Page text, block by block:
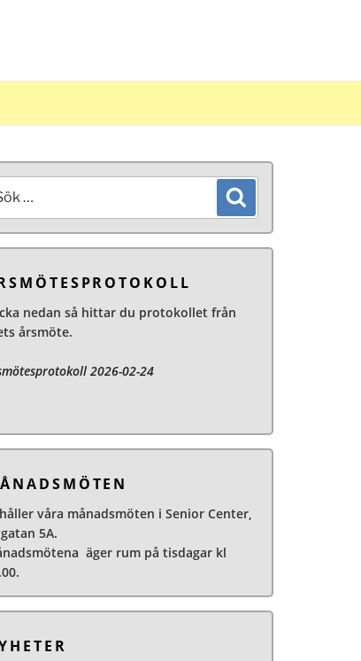
nedan så hittar du protokollet från
årsmöte.
2026-02-24
våra månadsmöten i Senior Center,
5A.
äger rum på tisdagar kl